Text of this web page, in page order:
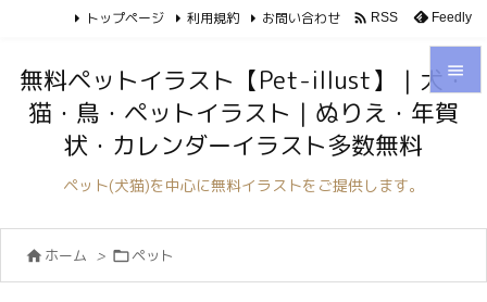



トップページ 利用規約 お問い合わせ  RSS Feedly
無料ペットイラスト【Pet-illust】｜犬・
猫・鳥・ペットイラスト｜ぬりえ・年賀
状・カレンダーイラスト多数無料
ペット(犬猫)を中心に無料イラストをご提供します。
 ホーム > ペット